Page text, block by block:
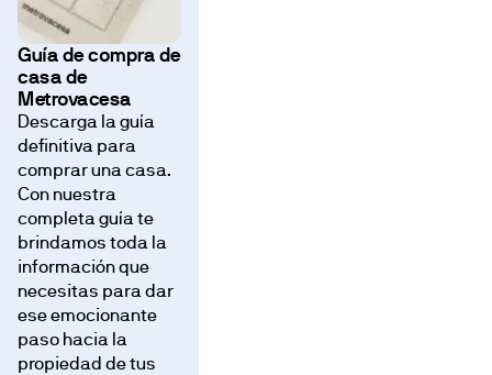
Guía de compra de
casa de
Metrovacesa
Descarga la guía
definitiva para
comprar una casa.
Con nuestra
completa guía te
brindamos toda la
información que
necesitas para dar
ese emocionante
paso hacia la
propiedad de tus